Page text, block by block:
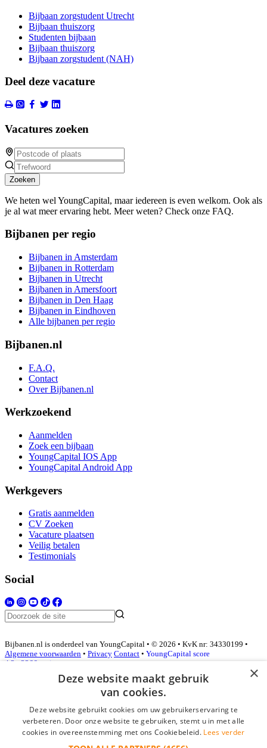
Bijbaan zorgstudent Utrecht
Bijbaan thuiszorg
Studenten bijbaan
Bijbaan thuiszorg
Bijbaan zorgstudent (NAH)
Deel deze vacature
Vacatures zoeken
Zoeken
We heten wel YoungCapital, maar iedereen is even welkom. Ook als
je al wat meer ervaring hebt. Meer weten? Check onze FAQ.
Bijbanen per regio
Bijbanen in Amsterdam
Bijbanen in Rotterdam
Bijbanen in Utrecht
Bijbanen in Amersfoort
Bijbanen in Den Haag
Bijbanen in Eindhoven
Alle bijbanen per regio
Bijbanen.nl
F.A.Q.
Contact
Over Bijbanen.nl
Werkzoekend
Aanmelden
Zoek een bijbaan
YoungCapital IOS App
YoungCapital Android App
Werkgevers
Gratis aanmelden
CV Zoeken
Vacature plaatsen
Veilig betalen
Testimonials
Social
Bijbanen.nl is onderdeel van YoungCapital • © 2026 • KvK nr: 34330199 •
Algemene voorwaarden • Privacy Contact • YoungCapital score
4.3 - 3366 reviews
Inloggen als bedrijf
*
×
Deze website maakt gebruik
van cookies.
Deze website gebruikt cookies om uw gebruikerservaring te
verbeteren. Door onze website te gebruiken, stemt u in met alle
cookies in overeenstemming met ons Cookiebeleid. Lees verder